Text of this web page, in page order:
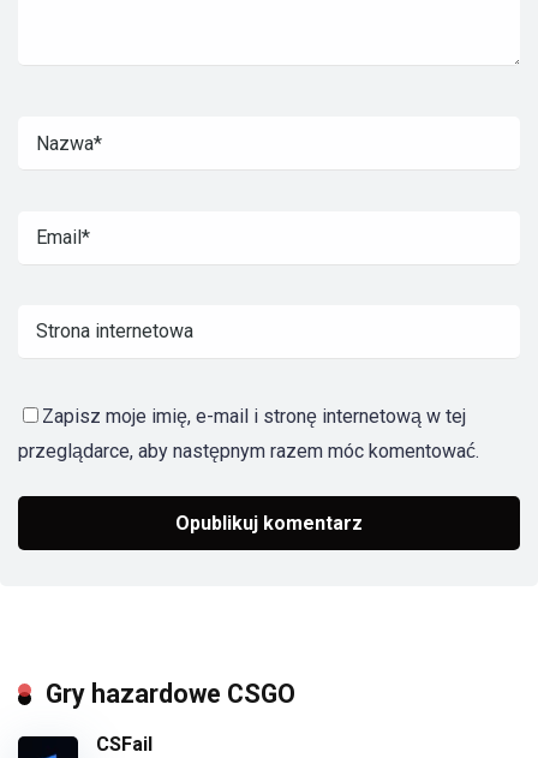
Zapisz moje imię, e-mail i stronę internetową w tej
przeglądarce, aby następnym razem móc komentować.
Gry hazardowe CSGO
CSFail